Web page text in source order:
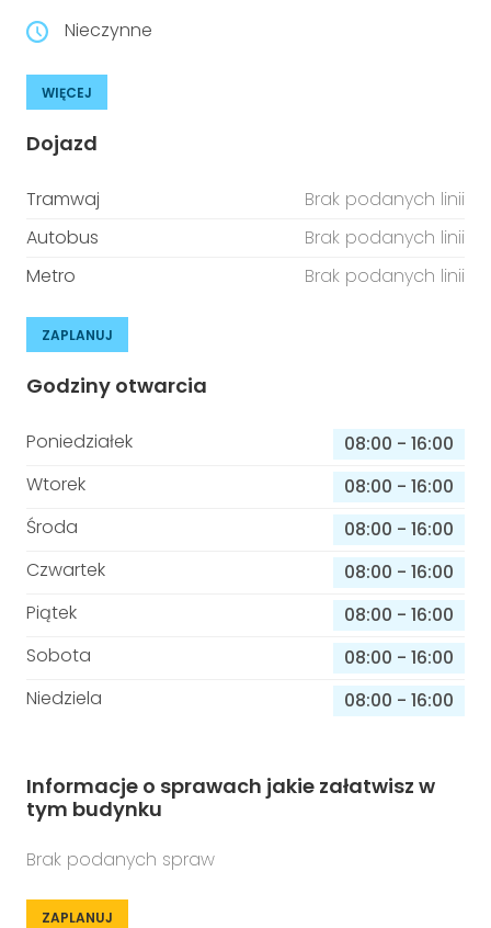
Nieczynne
WIĘCEJ
Dojazd
Tramwaj
Brak podanych linii
Autobus
Brak podanych linii
Metro
Brak podanych linii
ZAPLANUJ
Godziny otwarcia
Poniedziałek 08:00 - 16:00
Wtorek
08:00 - 16:00
Środa
08:00 - 16:00
Czwartek
08:00 - 16:00
Piątek
08:00 - 16:00
Sobota
08:00 - 16:00
Niedziela
08:00 - 16:00
Informacje o sprawach jakie załatwisz w
tym budynku
Brak podanych spraw
ZAPLANUJ